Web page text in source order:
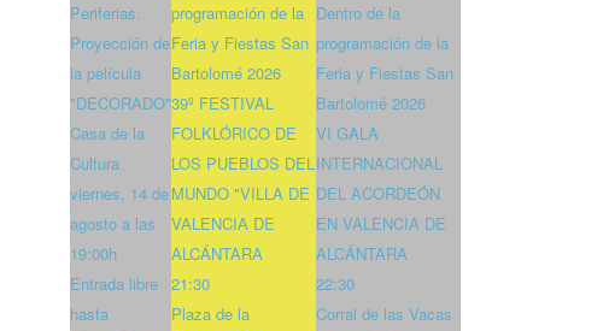
Periferias.
Proyección de
la película
"DECORADO"
Casa de la
Cultura
viernes, 14 de
agosto a las
19:00h
Entrada libre
hasta
programación de la
Feria y Fiestas San
Bartolomé 2026
39º FESTIVAL
FOLKLÓRICO DE
LOS PUEBLOS DEL
MUNDO "VILLA DE
VALENCIA DE
ALCÁNTARA
21:30
Plaza de la
Dentro de la
programación de la
Feria y Fiestas San
Bartolomé 2026
VI GALA
INTERNACIONAL
DEL ACORDEÓN
EN VALENCIA DE
ALCÁNTARA
22:30
Corral de las Vacas